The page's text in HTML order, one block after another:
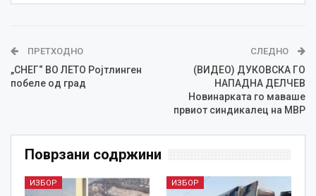
ПРЕТХОДНО
„СНЕГ“ ВО ЛЕТО Ројтлинген
побеле од град
СЛЕДНО
(ВИДЕО) ДУКОВСКА ГО
НАПАДНА ДЕЛЧЕВ
Новинарката го маваше
првиот синдикалец на МВР
Поврзани содржини
ИЗБОР ИЗБОР